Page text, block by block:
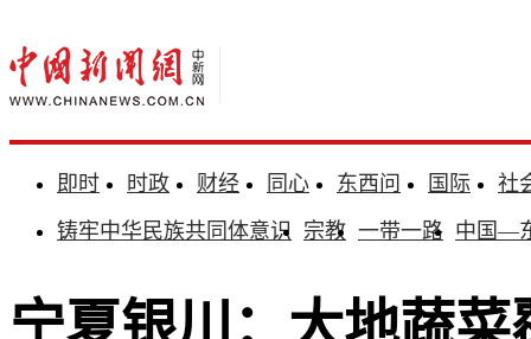
即时 时政 财经 同心 东西问 国际
社
铸牢中华民族共同体意识 宗教 一带一路 中国—
宁夏银川：大地蔬菜